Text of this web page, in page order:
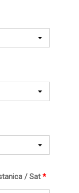
*
/ Sat